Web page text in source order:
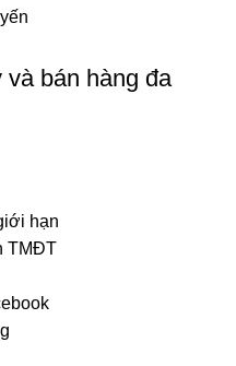
bán hàng đa
hạn
TMĐT